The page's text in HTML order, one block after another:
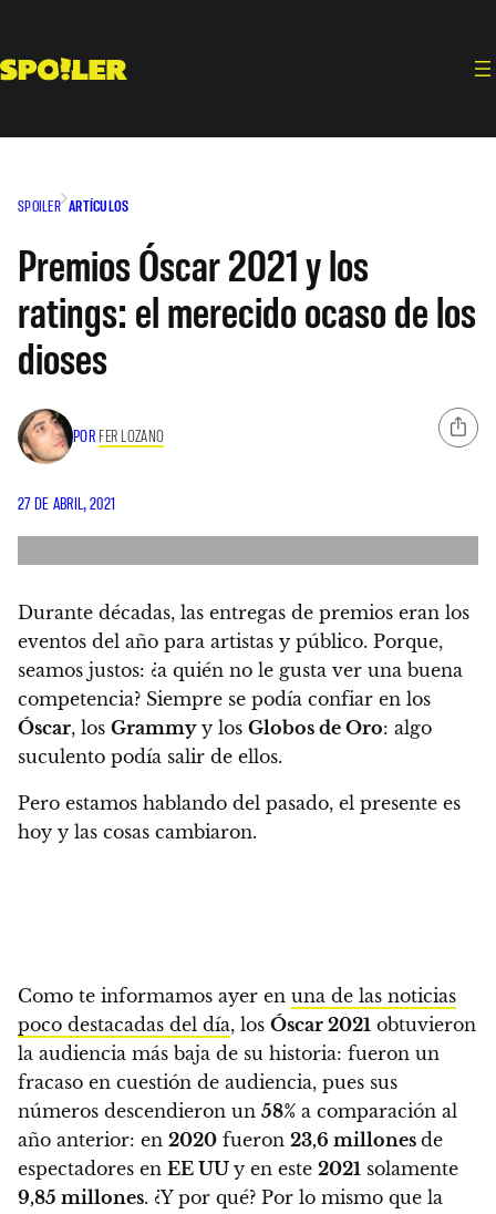
contenido
SPOILER ARTÍCULOS
Premios Óscar 2021 y los
ratings: el merecido ocaso de los
dioses
POR FER LOZANO
27 DE ABRIL, 2021
Durante décadas, las entregas de premios eran los
eventos del año para artistas y público. Porque,
seamos justos: ¿a quién no le gusta ver una buena
competencia? Siempre se podía confiar en los
Óscar, los Grammyy los Globos de Oro: algo
suculento podía salir de ellos.
Pero estamos hablando del pasado, el presente es
hoy y las cosas cambiaron.
Como te informamos ayer en una de las noticias
poco destacadas del día, los Óscar 2021 obtuvieron
la audiencia más baja de su historia: fueron un
fracaso en cuestión de audiencia, pues sus
números descendieron un 58% a comparación al
año anterior: en 2020 fueron 23,6 millones de
espectadores en EE UU y en este 2021 solamente
9,85 millones. ¿Y por qué? Por lo mismo que la